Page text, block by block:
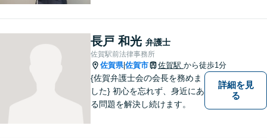
せたオーダーメイド対応を心
がけています。
長戸 和光 弁護士
佐賀駅前法律事務所
佐賀県|佐賀市 佐賀駅 から徒歩1分
{佐賀弁護士会の会長を務めま
した} 初心を忘れず、身近にあ
る問題を解決し続けます。
詳細を見
る